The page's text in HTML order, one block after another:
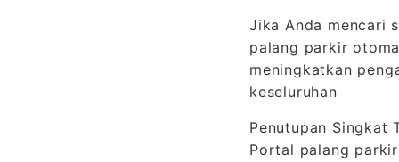
Jika Anda mencari
palang parkir
meningkatkan
keseluruhan
Penutupan Singkat
Portal palang